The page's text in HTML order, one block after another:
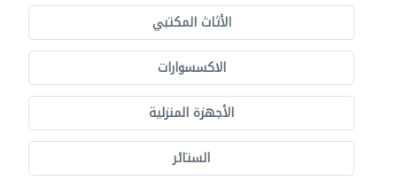
الأثاث المكتبي
الاكسسوارات
الأجهزة المنزلية
الستائر